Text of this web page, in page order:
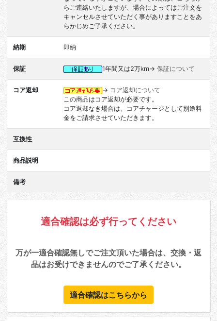
らご連絡いたしますが、場合によってはご注文を
キャンセルさせていただく事がありますことをあ
らかじめご了承ください。
納期 即納
保証 1年間又は2万km→ 保証について
コア返却 → コア返却について
この商品はコア返却が必要です。
コア返却なき場合は、コアチャージとして別途料
金をご請求させていただきます。
互換性
商品説明
備考
適合確認は必ず行ってください
万が一適合確認無しでご注文頂いた場合は、交換・返
品はお受けできませんのでご了承ください。
適合確認はこちらから